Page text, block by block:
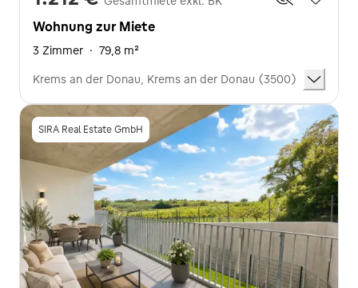
Wohnung zur Miete
3 Zimmer · 79,8 m²
Krems an der Donau, Krems an der Donau (3500)
SIRA Real Estate GmbH